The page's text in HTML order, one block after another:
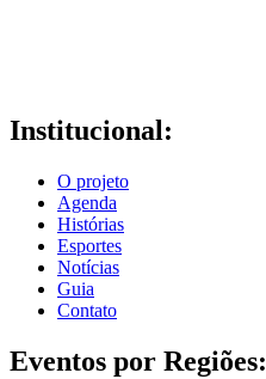
Institucional:
O projeto
Agenda
Histórias
Esportes
Notícias
Guia
Contato
Eventos por Regiões: